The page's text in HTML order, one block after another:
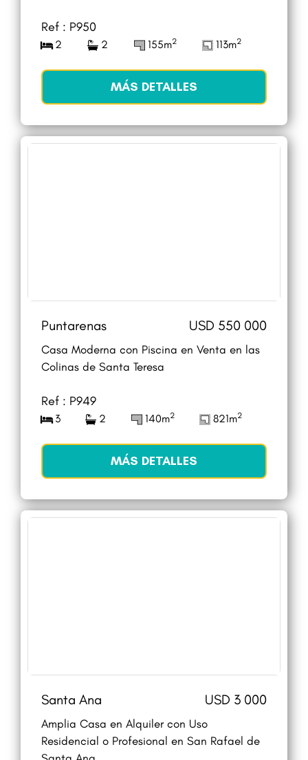
Ref : P950
2 2 155m2 113m2
MÁS DETALLES
Puntarenas USD 550 000
Casa Moderna con Piscina en Venta en las
Colinas de Santa Teresa
Ref : P949
3 2 140m2 821m2
MÁS DETALLES
Santa Ana USD 3 000
Amplia Casa en Alquiler con Uso
Residencial o Profesional en San Rafael de